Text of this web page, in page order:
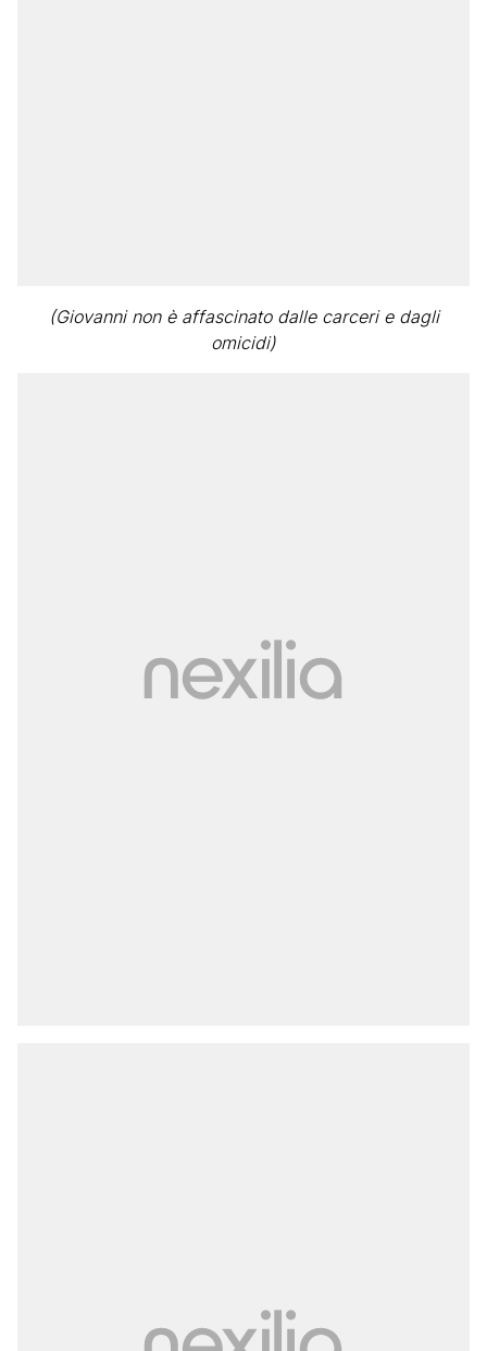
(Giovanni non è affascinato dalle carceri e dagli
omicidi)